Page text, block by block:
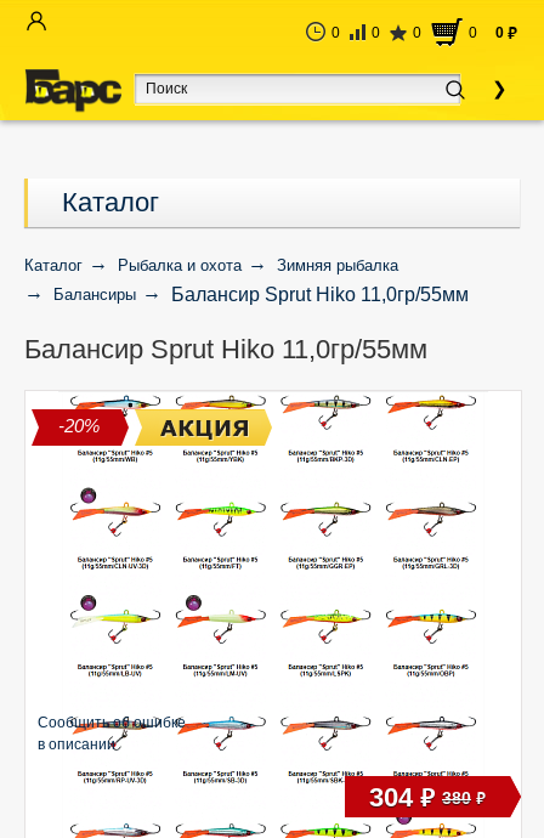
0 0 0 0 0 руб
Каталог
Каталог Рыбалка и охота
Зимняя рыбалка
Балансиры
Балансир Sprut Hiko 11,0гр/55мм
Балансир Sprut Hiko 11,0гр/55мм
-20%
Сообщить об ошибке
в описании
304 руб 380 руб